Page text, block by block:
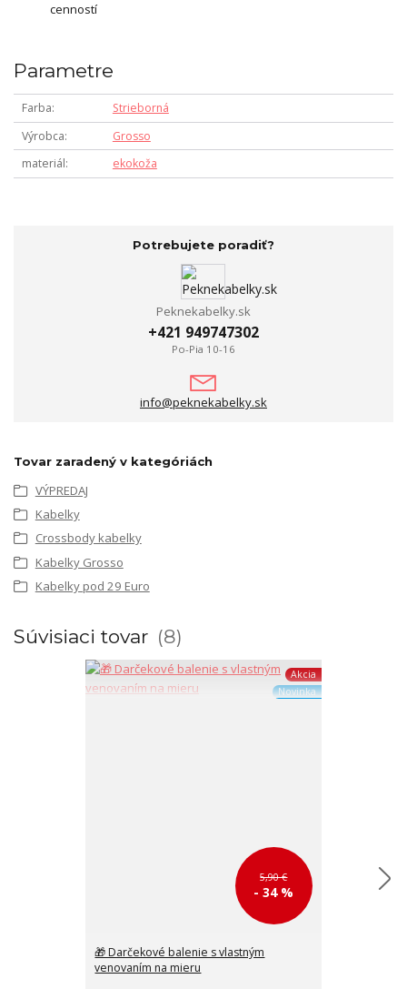
cenností
Parametre
Farba
Strieborná
Výrobca
Grosso
materiál
ekokoža
Potrebujete poradiť?
Peknekabelky.sk
+421 949747302
Po-Pia 10-16
info@peknekabelky.sk
Tovar zaradený v kategóriách
VÝPREDAJ
Kabelky
Crossbody kabelky
Kabelky Grosso
Kabelky pod 29 Euro
Súvisiaci tovar 8
Akcia
Novinka
5,90 €
- 34 %
🎁 Darčekové balenie s vlastným
venovaním na mieru